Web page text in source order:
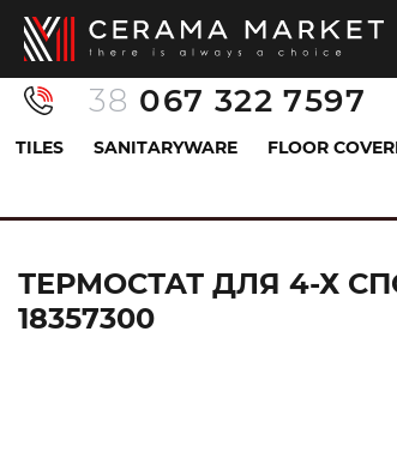
38 067 322 7597
TILES SANITARYWARE FLOOR
ТЕРМОСТАТ ДЛЯ 4-Х
18357300